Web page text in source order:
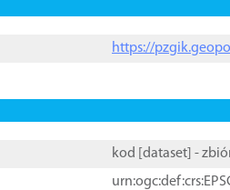
https://
kod [ dataset ] -